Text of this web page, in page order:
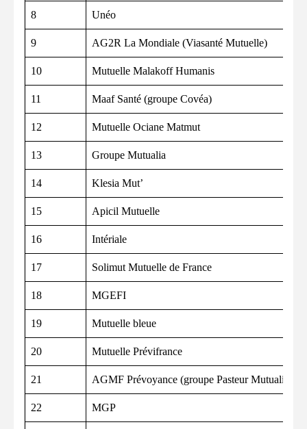
8 Unéo
9 AG2R La Mondiale (Viasanté Mutuelle)
10 Mutuelle Malakoff Humanis
11 Maaf Santé (groupe Covéa)
12 Mutuelle Ociane Matmut
13 Groupe Mutualia
14 Klesia Mut’
15 Apicil Mutuelle
16 Intériale
17 Solimut Mutuelle de France
18 MGEFI
19 Mutuelle bleue
20 Mutuelle Prévifrance
21 AGMF Prévoyance (groupe Pasteur Mutualité)
22 MGP